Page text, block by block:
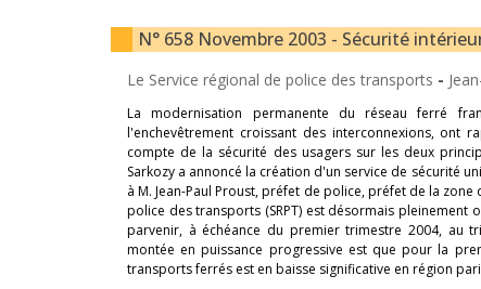
N° 658 Novembre 2003 - Sécurité
Le Service régional de police des transports -
La modernisation permanente du réseau ferré
l'enchevêtrement croissant des interconnexions, ont
compte de la sécurité des usagers sur les deux
Sarkozy a annoncé la création d'un service de sécurité
à M. Jean-Paul Proust, préfet de police, préfet de la
police des transports (SRPT) est désormais
parvenir, à échéance du premier trimestre 2004, au
montée en puissance progressive est que pour la
transports ferrés est en baisse significative en région